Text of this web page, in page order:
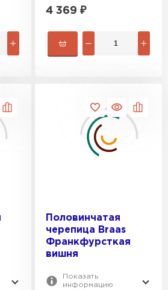
4 369 ₽
Половинчатая
черепица Braas
Франкфурсткая
вишня
Показать
информацию